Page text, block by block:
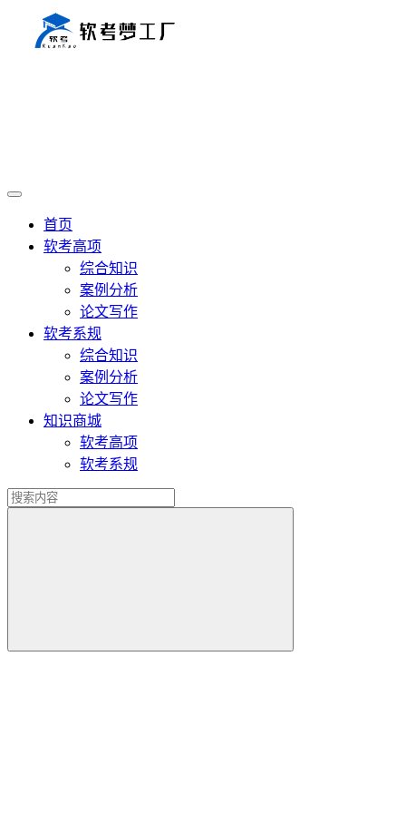
首页
软考高项
综合知识
案例分析
论文写作
软考系规
综合知识
案例分析
论文写作
知识商城
软考高项
软考系规